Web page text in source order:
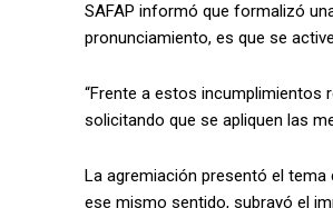
SAFAP informó que formalizó
pronunciamiento, es que se
“Frente a estos incumplimientos
solicitando que se apliquen las
La agremiación presentó el
ese mismo sentido, subrayó el